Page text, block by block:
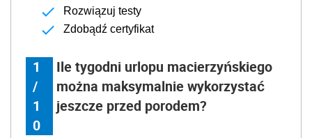
Rozwiązuj testy
Zdobądź certyfikat
1
/
1
0
Ile tygodni urlopu macierzyńskiego
można maksymalnie wykorzystać
jeszcze przed porodem?